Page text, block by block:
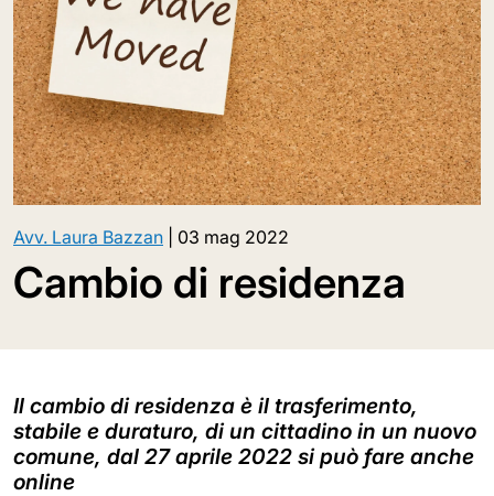
Avv. Laura Bazzan 03 mag 2022
Cambio di residenza
Il cambio di residenza è il trasferimento,
stabile e duraturo, di un cittadino in un nuovo
comune, dal 27 aprile 2022 si può fare anche
online